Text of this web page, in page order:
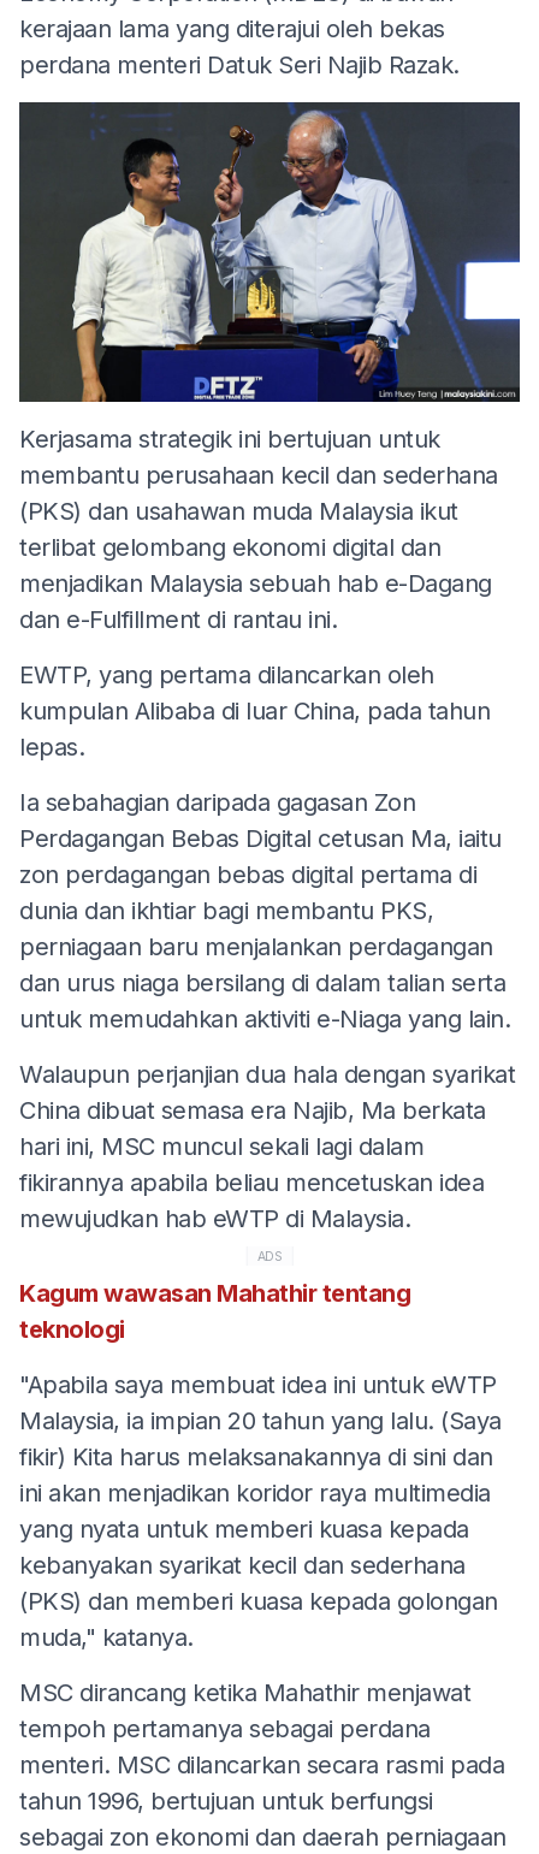
kerajaan lama yang diterajui oleh bekas
perdana menteri Datuk Seri Najib Razak.
Kerjasama strategik ini bertujuan untuk
membantu perusahaan kecil dan sederhana
(PKS) dan usahawan muda Malaysia ikut
terlibat gelombang ekonomi digital dan
menjadikan Malaysia sebuah hab e-Dagang
dan e-Fulfillment di rantau ini.
EWTP, yang pertama dilancarkan oleh
kumpulan Alibaba di luar China, pada tahun
lepas.
Ia sebahagian daripada gagasan Zon
Perdagangan Bebas Digital cetusan Ma, iaitu
zon perdagangan bebas digital pertama di
dunia dan ikhtiar bagi membantu PKS,
perniagaan baru menjalankan perdagangan
dan urus niaga bersilang di dalam talian serta
untuk memudahkan aktiviti e-Niaga yang lain.
Walaupun perjanjian dua hala dengan syarikat
China dibuat semasa era Najib, Ma berkata
hari ini, MSC muncul sekali lagi dalam
fikirannya apabila beliau mencetuskan idea
mewujudkan hab eWTP di Malaysia.
ADS
Kagum wawasan Mahathir tentang
teknologi
"Apabila saya membuat idea ini untuk eWTP
Malaysia, ia impian 20 tahun yang lalu. (Saya
fikir) Kita harus melaksanakannya di sini dan
ini akan menjadikan koridor raya multimedia
yang nyata untuk memberi kuasa kepada
kebanyakan syarikat kecil dan sederhana
(PKS) dan memberi kuasa kepada golongan
muda," katanya.
MSC dirancang ketika Mahathir menjawat
tempoh pertamanya sebagai perdana
menteri. MSC dilancarkan secara rasmi pada
tahun 1996, bertujuan untuk berfungsi
sebagai zon ekonomi dan daerah perniagaan